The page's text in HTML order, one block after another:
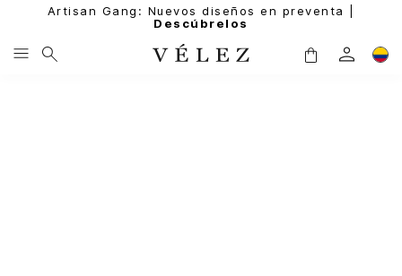
Artisan Gang: Nuevos diseños en preventa |
Descúbrelos